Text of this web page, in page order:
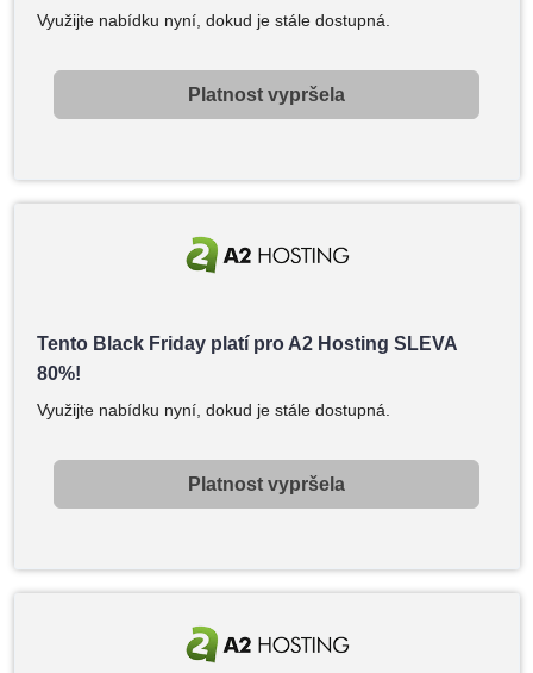
Využijte nabídku nyní, dokud je stále dostupná.
Platnost vypršela
Tento Black Friday platí pro A2 Hosting SLEVA
80%!
Využijte nabídku nyní, dokud je stále dostupná.
Platnost vypršela